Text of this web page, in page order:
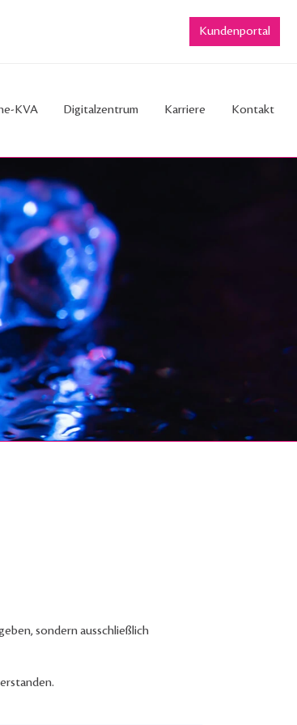
Kundenportal
KVA Digitalzentrum Karriere Kontakt
sondern ausschließlich